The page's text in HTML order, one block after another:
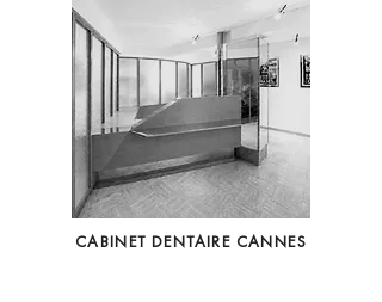
CABINET DENTAIRE CANNES